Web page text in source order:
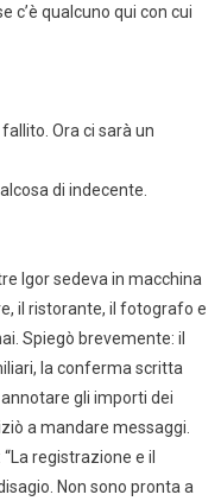
c’è qualcuno qui con cui
fallito. Ora ci sarà un
di indecente.
Igor sedeva in macchina
il ristorante, il fotografo e
Spiegò brevemente: il
la conferma scritta
gli importi dei
a mandare messaggi.
registrazione e il
Non sono pronta a